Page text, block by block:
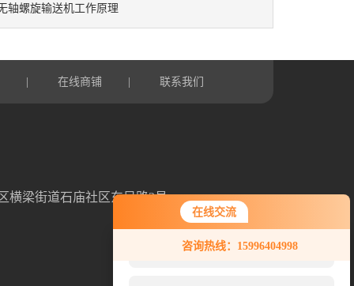
在线交流
咨询热线：15996404998
服务，请问您要咨询什么问题呢？
轴螺旋输送机工作原理
| 在线商铺 | 联系我们
横梁街道石庙社区东吴路3号